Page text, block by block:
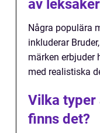
av
Några populära
inkluderar
märken erbjuder
med realistiska
Vilka
finns det?